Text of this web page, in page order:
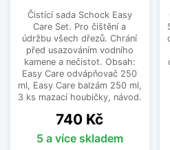
Čistící sada Schock Easy
Care Set. Pro čištění a
údržbu všech dřezů. Chrání
před usazováním vodního
kamene a nečistot. Obsah:
Easy Care odvápňovač 250
ml, Easy Care balzám 250 ml,
3 ks mazací houbičky, návod.
Cena
740 Kč
5 a více skladem